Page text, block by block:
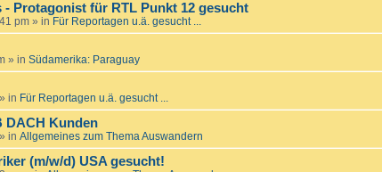
Protagonist für RTL Punkt 12 gesucht
pm » in Für Reportagen u.ä. gesucht ...
» in Südamerika: Paraguay
» in Für Reportagen u.ä. gesucht ...
DACH Kunden
» in Allgemeines zum Thema Auswandern
(m/w/d) USA gesucht!